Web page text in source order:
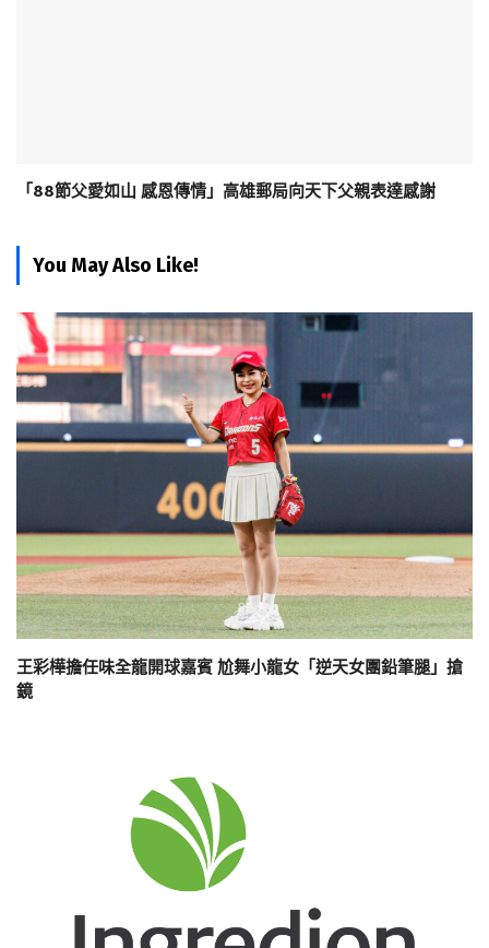
「88節父愛如山 感恩傳情」高雄郵局向天下父親表達感謝
You May Also Like!
王彩樺擔任味全龍開球嘉賓 尬舞小龍女「逆天女團鉛筆腿」搶
鏡